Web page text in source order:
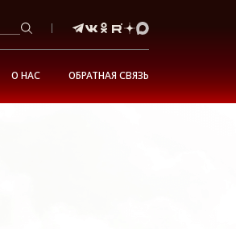
О НАС ОБРАТНАЯ СВЯЗЬ